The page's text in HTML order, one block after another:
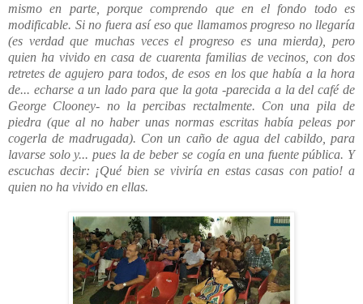
mismo en parte, porque comprendo que en el fondo todo es
modificable. Si no fuera así eso que llamamos progreso no llegaría
(es verdad que muchas veces el progreso es una mierda), pero
quien ha vivido en casa de cuarenta familias de vecinos, con dos
retretes de agujero para todos, de esos en los que había a la hora
de... echarse a un lado para que la gota -parecida a la del café de
George Clooney- no la percibas rectalmente. Con una pila de
piedra (que al no haber unas normas escritas había peleas por
cogerla de madrugada). Con un caño de agua del cabildo, para
lavarse solo y... pues la de beber se cogía en una fuente pública. Y
escuchas decir: ¡Qué bien se viviría en estas casas con patio! a
quien no ha vivido en ellas.